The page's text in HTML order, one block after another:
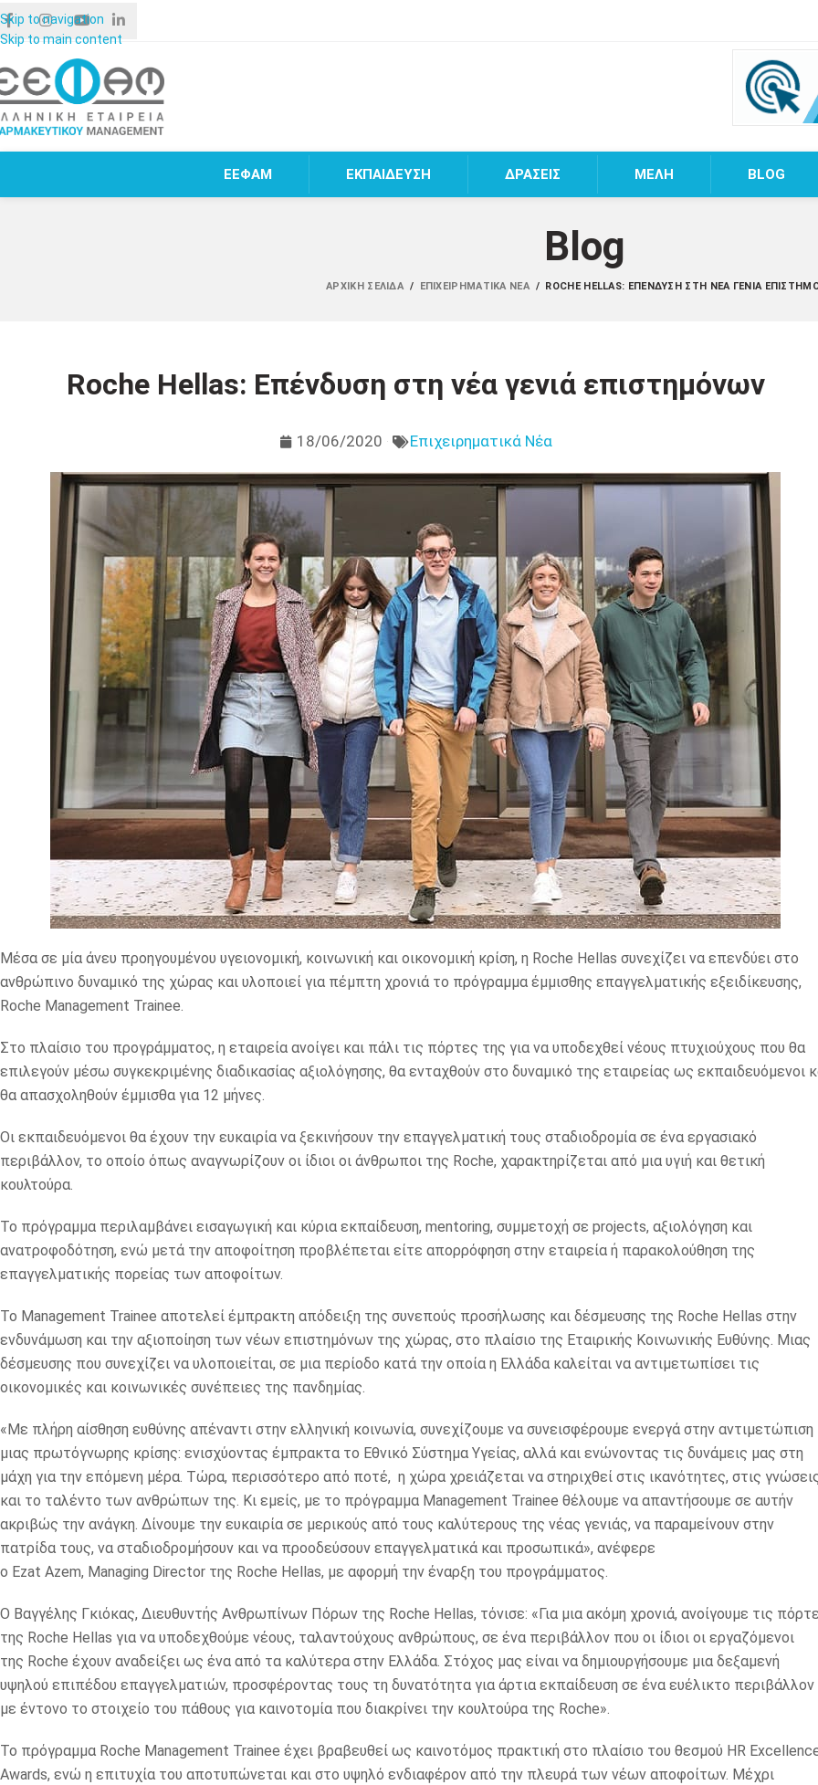
Skip to navigation
Skip to main content
ΕΕΦΑΜ ΕΚΠΑΙΔΕΥΣΗ ΔΡΑΣΕΙΣ MEΛΗ BLOG
Blog
ΑΡΧΙΚΉ ΣΕΛΊΔΑ / ΕΠΙΧΕΙΡΗΜΑΤΙΚΆ ΝΈΑ / ROCHE HELLAS: ΕΠΈΝΔΥΣΗ ΣΤΗ ΝΈΑ ΓΕΝΙΆ
Roche Hellas: Επένδυση στη νέα γενιά επιστημόνων
18/06/2020 Επιχειρηματικά Νέα
Μέσα σε μία άνευ προηγουμένου υγειονομική, κοινωνική και οικονομική κρίση, η Roche Hellas συνεχίζει να επενδύει στο
ανθρώπινο δυναμικό της χώρας και υλοποιεί για πέμπτη χρονιά το πρόγραμμα έμμισθης επαγγελματικής εξειδίκευσης,
Roche Management Trainee.
Στο πλαίσιο του προγράμματος, η εταιρεία ανοίγει και πάλι τις πόρτες της για να υποδεχθεί νέους πτυχιούχους που θα
επιλεγούν μέσω συγκεκριμένης διαδικασίας αξιολόγησης, θα ενταχθούν στο δυναμικό της εταιρείας ως εκπαιδευόμενοι
θα απασχοληθούν έμμισθα για 12 μήνες.
Οι εκπαιδευόμενοι θα έχουν την ευκαιρία να ξεκινήσουν την επαγγελματική τους σταδιοδρομία σε ένα εργασιακό
περιβάλλον, το οποίο όπως αναγνωρίζουν οι ίδιοι οι άνθρωποι της Roche, χαρακτηρίζεται από μια υγιή και θετική
κουλτούρα.
Το πρόγραμμα περιλαμβάνει εισαγωγική και κύρια εκπαίδευση, mentoring, συμμετοχή σε projects, αξιολόγηση και
ανατροφοδότηση, ενώ μετά την αποφοίτηση προβλέπεται είτε απορρόφηση στην εταιρεία ή παρακολούθηση της
επαγγελματικής πορείας των αποφοίτων.
Το Management Trainee αποτελεί έμπρακτη απόδειξη της συνεπούς προσήλωσης και δέσμευσης της Roche Hellas στην
ενδυνάμωση και την αξιοποίηση των νέων επιστημόνων της χώρας, στο πλαίσιο της Εταιρικής Κοινωνικής Ευθύνης. Μιας
δέσμευσης που συνεχίζει να υλοποιείται, σε μια περίοδο κατά την οποία η Ελλάδα καλείται να αντιμετωπίσει τις
οικονομικές και κοινωνικές συνέπειες της πανδημίας.
«Με πλήρη αίσθηση ευθύνης απέναντι στην ελληνική κοινωνία, συνεχίζουμε να συνεισφέρουμε ενεργά στην αντιμετώπιση
μιας πρωτόγνωρης κρίσης: ενισχύοντας έμπρακτα το Εθνικό Σύστημα Υγείας, αλλά και ενώνοντας τις δυνάμεις μας στη
μάχη για την επόμενη μέρα. Τώρα, περισσότερο από ποτέ, η χώρα χρειάζεται να στηριχθεί στις ικανότητες, στις
και το ταλέντο των ανθρώπων της. Κι εμείς, με το πρόγραμμα Management Trainee θέλουμε να απαντήσουμε σε αυτήν
ακριβώς την ανάγκη. Δίνουμε την ευκαιρία σε μερικούς από τους καλύτερους της νέας γενιάς, να παραμείνουν στην
πατρίδα τους, να σταδιοδρομήσουν και να προοδεύσουν επαγγελματικά και προσωπικά», ανέφερε
ο Ezat Azem, Managing Director της Roche Hellas, με αφορμή την έναρξη του προγράμματος.
Ο Βαγγέλης Γκιόκας, Διευθυντής Ανθρωπίνων Πόρων της Roche Hellas, τόνισε: «Για μια ακόμη χρονιά, ανοίγουμε τις
της Roche Hellas για να υποδεχθούμε νέους, ταλαντούχους ανθρώπους, σε ένα περιβάλλον που οι ίδιοι οι εργαζόμενοι
της Roche έχουν αναδείξει ως ένα από τα καλύτερα στην Ελλάδα. Στόχος μας είναι να δημιουργήσουμε μια δεξαμενή
υψηλού επιπέδου επαγγελματιών, προσφέροντας τους τη δυνατότητα για άρτια εκπαίδευση σε ένα ευέλικτο περιβάλλον
με έντονο το στοιχείο του πάθους για καινοτομία που διακρίνει την κουλτούρα της Roche».
Το πρόγραμμα Roche Management Trainee έχει βραβευθεί ως καινοτόμος πρακτική στο πλαίσιο του θεσμού HR
Awards, ενώ η επιτυχία του αποτυπώνεται και στο υψηλό ενδιαφέρον από την πλευρά των νέων αποφοίτων. Μέχρι